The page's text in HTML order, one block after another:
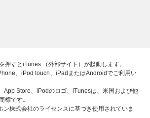
押すとiTunes （外部サイト）が起動します。
、iPod touch、iPadまたはAndroidでご利用い
App Store、iPodのロゴ、iTunesは、米国および他
標です。
ン株式会社のライセンスに基づき使用されていま